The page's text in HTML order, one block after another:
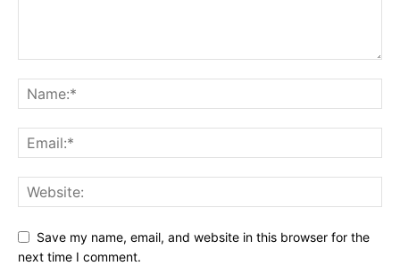
Save my name, email, and website in this browser for the
next time I comment.